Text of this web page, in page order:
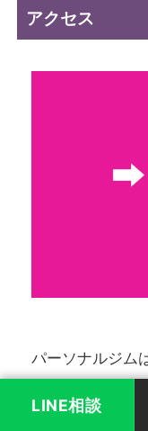
アクセス
パーソナルジム
絶対安心。
LINE相談